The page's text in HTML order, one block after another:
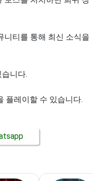
니티를 통해 최신 소식을
니다.
플레이할 수 있습니다.